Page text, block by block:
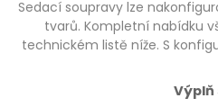
Sedací soupravy lze
tvarů. Kompletní nabídku
technickém listě níže. S
Výplň